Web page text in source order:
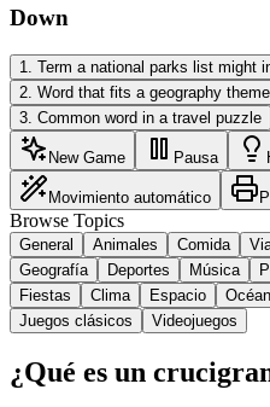
Down
1
Term a national parks list might
2 Word that fits a geography theme
3 Common word in a travel puzzle
New Game Pausa
Movimiento automático
Browse Topics
General Animales Comida
Geografía
Deportes Música
Fiestas
Clima Espacio
Juegos clásicos
Videojuegos
¿Qué es un